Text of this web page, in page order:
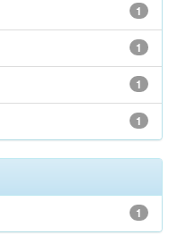
1
1
1
1
1